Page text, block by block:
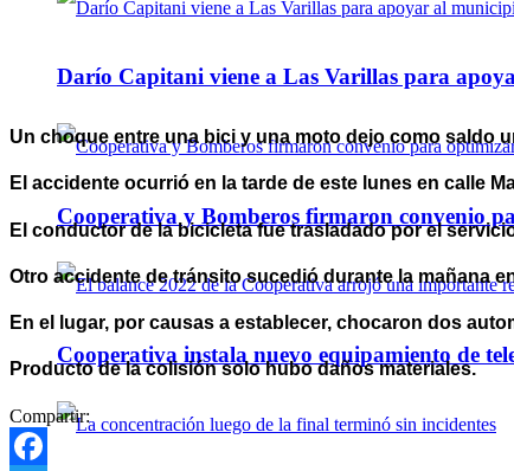
Darío Capitani viene a Las Varillas para
Cooperativa y Bomberos firmaron convenio
Cooperativa instala nuevo equipamiento de
Un choque entre una bici y una moto dejo como saldo
El accidente ocurrió en la tarde de este lunes en calle
El conductor de la bicicleta fue trasladado por el
Otro accidente de tránsito sucedió durante la mañana
En el lugar, por causas a establecer, chocaron dos
Producto de la colisión solo hubo daños materiales.
Compartir: